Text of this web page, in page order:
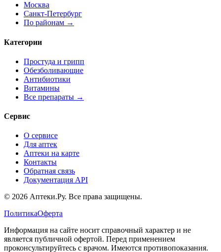
Москва
Санкт-Петербург
По районам →
Категории
Простуда и грипп
Обезболивающие
Антибиотики
Витамины
Все препараты →
Сервис
О сервисе
Для аптек
Аптеки на карте
Контакты
Обратная связь
Документация API
© 2026 Аптеки.Ру. Все права защищены.
ПолитикаОферта
Информация на сайте носит справочный характер и не
является публичной офертой. Перед применением
проконсультируйтесь с врачом. Имеются противопоказания.